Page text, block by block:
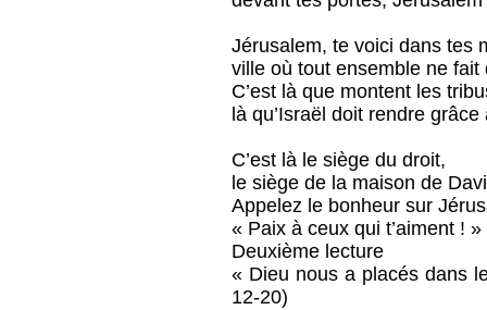
Jérusalem, te voici dans tes
ville où tout ensemble ne fait
C’est là que montent les
là qu’Israël doit rendre
C’est là le siège du droit,
le siège de la maison de
Appelez le bonheur sur
« Paix à ceux qui t’aiment ! »
Deuxième lecture
« Dieu nous a placés dans
12-20)